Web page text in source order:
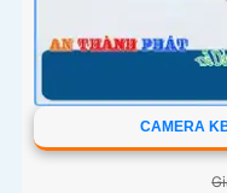
CAMERA